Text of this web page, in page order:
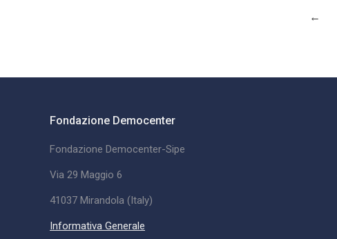
←
Fondazione Democenter
Fondazione Democenter-Sipe
Via 29 Maggio 6
41037 Mirandola (Italy)
Informativa Generale